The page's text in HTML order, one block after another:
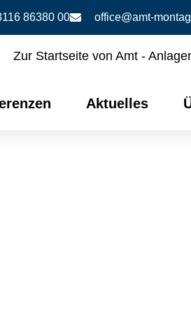
86380 00 office@amt-
Aktuelles